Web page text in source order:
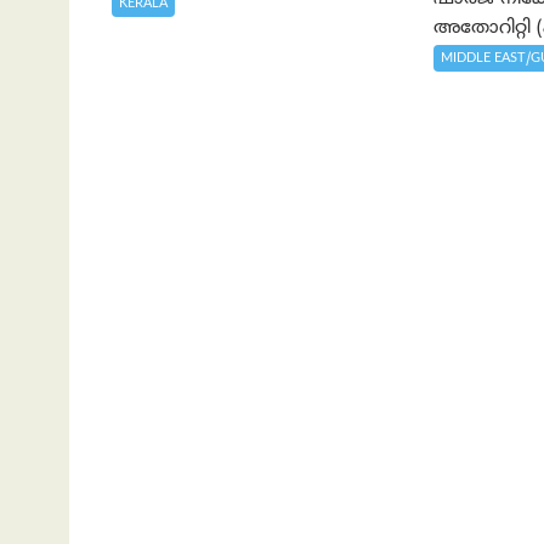
KERALA
അതോറിറ്റി
MIDDLE EAST/